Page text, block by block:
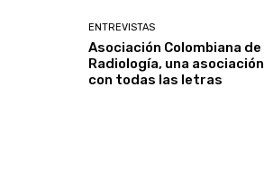
ENTREVISTAS
Asociación Colombiana de
Radiología, una asociación
con todas las letras